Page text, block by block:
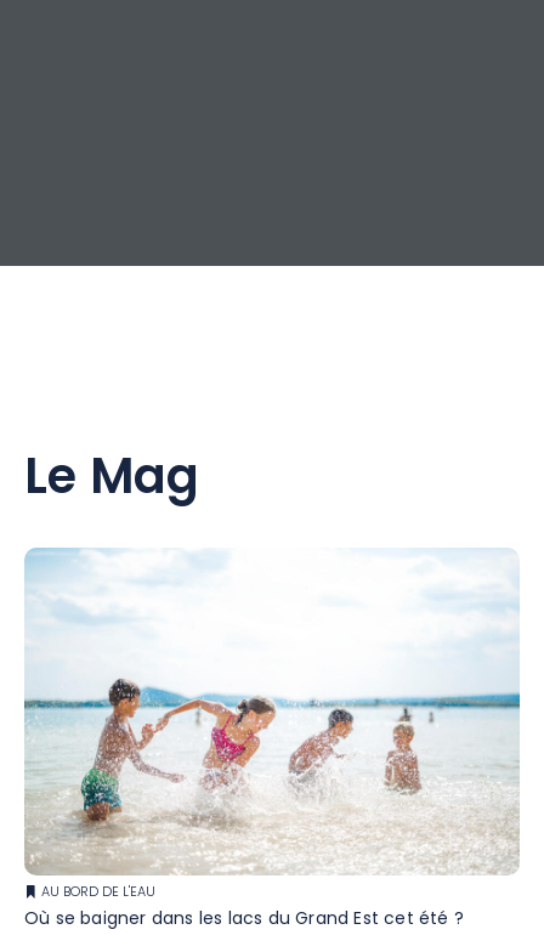
Le Mag
AU BORD DE L'EAU
Où se baigner dans les lacs du Grand Est cet été ?